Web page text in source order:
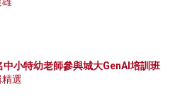
中小特幼老師參與城大GenAI培訓班
選